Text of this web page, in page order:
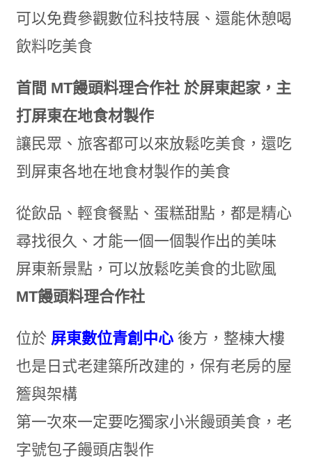
可以免費參觀數位科技特展、還能休憩喝
飲料吃美食
首間 MT饅頭料理合作社 於屏東起家，主
打屏東在地食材製作
讓民眾、旅客都可以來放鬆吃美食，還吃
到屏東各地在地食材製作的美食
從飲品、輕食餐點、蛋糕甜點，都是精心
尋找很久、才能一個一個製作出的美味
屏東新景點，可以放鬆吃美食的北歐風
MT饅頭料理合作社
位於 屏東數位青創中心 後方，整棟大樓
也是日式老建築所改建的，保有老房的屋
簷與架構
第一次來一定要吃獨家小米饅頭美食，老
字號包子饅頭店製作